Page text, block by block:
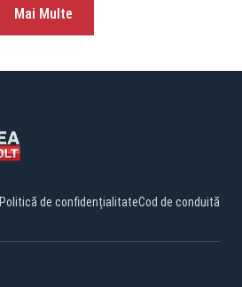
Mai Multe
Politică de confidențialitateCod de conduită